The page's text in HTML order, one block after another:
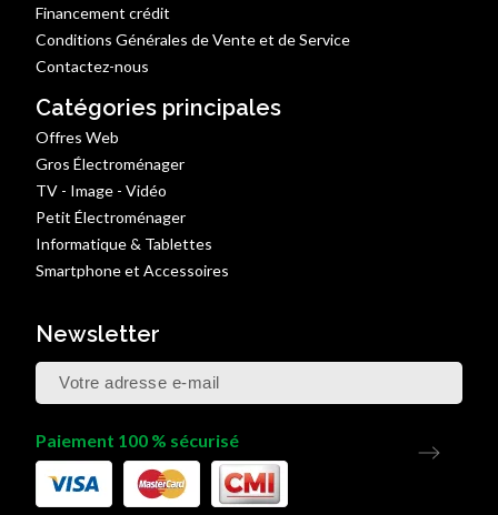
Financement crédit
Conditions Générales de Vente et de Service
Contactez-nous
Catégories principales
Offres Web
Gros Électroménager
TV - Image - Vidéo
Petit Électroménager
Informatique & Tablettes
Smartphone et Accessoires
Newsletter
Paiement 100 % sécurisé